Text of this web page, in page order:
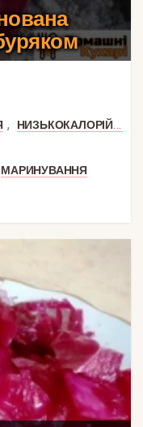
, НИЗЬКОКАЛОРІЙНІ
МАРИНУВАННЯ